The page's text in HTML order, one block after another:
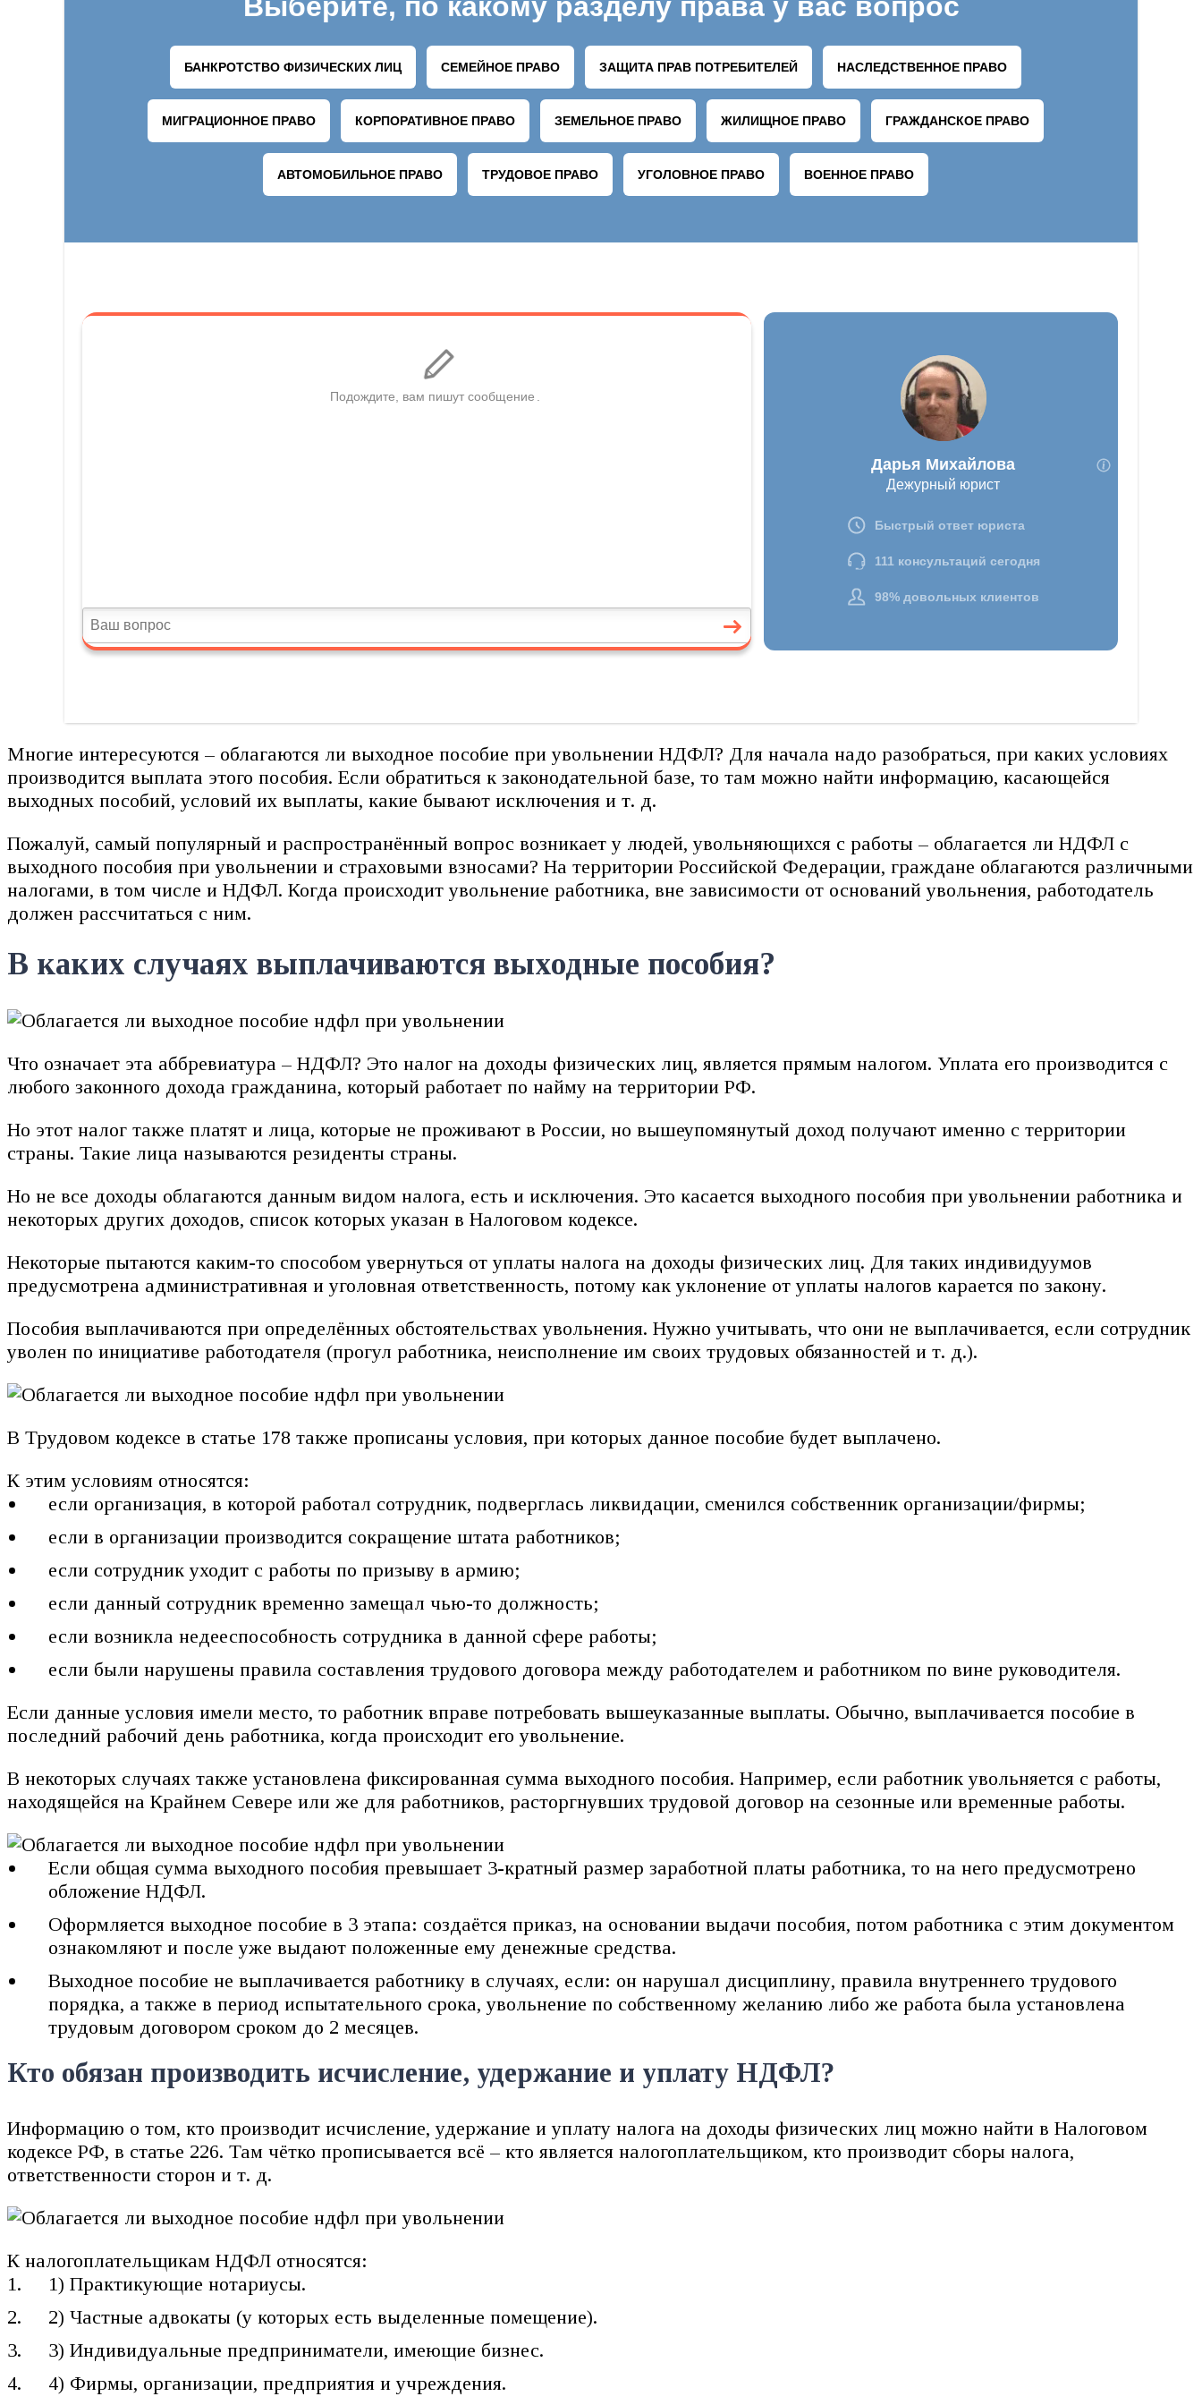
Многие интересуются – облагаются ли выходное пособие при увольнении НДФЛ? Для начала надо разобраться, при каких условиях
производится выплата этого пособия. Если обратиться к законодательной базе, то там можно найти информацию, касающейся
выходных пособий, условий их выплаты, какие бывают исключения и т. д.
Пожалуй, самый популярный и распространённый вопрос возникает у людей, увольняющихся с работы – облагается ли НДФЛ с
выходного пособия при увольнении и страховыми взносами? На территории Российской Федерации, граждане облагаются различными
налогами, в том числе и НДФЛ. Когда происходит увольнение работника, вне зависимости от оснований увольнения, работодатель
должен рассчитаться с ним.
В каких случаях выплачиваются выходные пособия?
Что означает эта аббревиатура – НДФЛ? Это налог на доходы физических лиц, является прямым налогом. Уплата его производится с
любого законного дохода гражданина, который работает по найму на территории РФ.
Но этот налог также платят и лица, которые не проживают в России, но вышеупомянутый доход получают именно с территории
страны. Такие лица называются резиденты страны.
Но не все доходы облагаются данным видом налога, есть и исключения. Это касается выходного пособия при увольнении работника и
некоторых других доходов, список которых указан в Налоговом кодексе.
Некоторые пытаются каким-то способом увернуться от уплаты налога на доходы физических лиц. Для таких индивидуумов
предусмотрена административная и уголовная ответственность, потому как уклонение от уплаты налогов карается по закону.
Пособия выплачиваются при определённых обстоятельствах увольнения. Нужно учитывать, что они не выплачивается, если сотрудник
уволен по инициативе работодателя (прогул работника, неисполнение им своих трудовых обязанностей и т. д.).
В Трудовом кодексе в статье 178 также прописаны условия, при которых данное пособие будет выплачено.
К этим условиям относятся:
если организация, в которой работал сотрудник, подверглась ликвидации, сменился собственник организации/фирмы;
если в организации производится сокращение штата работников;
если сотрудник уходит с работы по призыву в армию;
если данный сотрудник временно замещал чью-то должность;
если возникла недееспособность сотрудника в данной сфере работы;
если были нарушены правила составления трудового договора между работодателем и работником по вине руководителя.
Если данные условия имели место, то работник вправе потребовать вышеуказанные выплаты. Обычно, выплачивается пособие в
последний рабочий день работника, когда происходит его увольнение.
В некоторых случаях также установлена фиксированная сумма выходного пособия. Например, если работник увольняется с работы,
находящейся на Крайнем Севере или же для работников, расторгнувших трудовой договор на сезонные или временные работы.
Если общая сумма выходного пособия превышает 3-кратный размер заработной платы работника, то на него предусмотрено
обложение НДФЛ.
Оформляется выходное пособие в 3 этапа: создаётся приказ, на основании выдачи пособия, потом работника с этим документом
ознакомляют и после уже выдают положенные ему денежные средства.
Выходное пособие не выплачивается работнику в случаях, если: он нарушал дисциплину, правила внутреннего трудового
порядка, а также в период испытательного срока, увольнение по собственному желанию либо же работа была установлена
трудовым договором сроком до 2 месяцев.
Кто обязан производить исчисление, удержание и уплату НДФЛ?
Информацию о том, кто производит исчисление, удержание и уплату налога на доходы физических лиц можно найти в Налоговом
кодексе РФ, в статье 226. Там чётко прописывается всё – кто является налогоплательщиком, кто производит сборы налога,
ответственности сторон и т. д.
К налогоплательщикам НДФЛ относятся:
1) Практикующие нотариусы.
2) Частные адвокаты (у которых есть выделенные помещение).
3) Индивидуальные предприниматели, имеющие бизнес.
4) Фирмы, организации, предприятия и учреждения.